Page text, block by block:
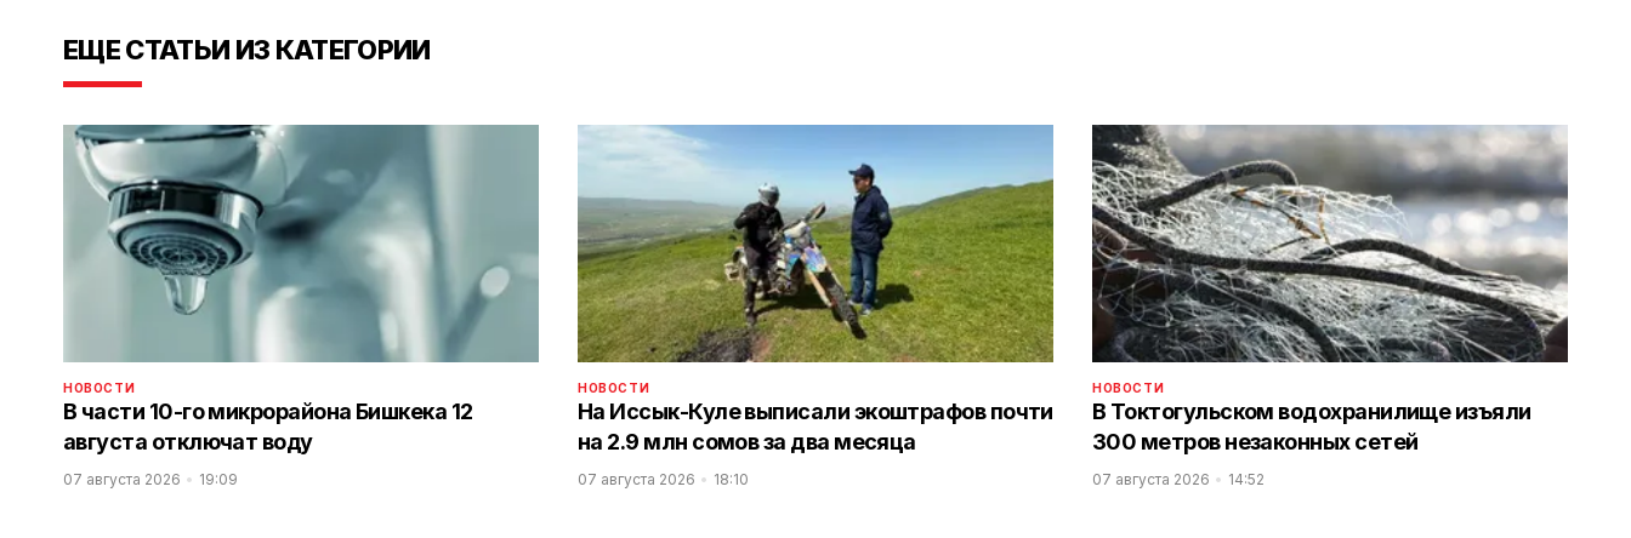
ЕЩЕ СТАТЬИ ИЗ КАТЕГОРИИ
НОВОСТИ
В части 10-го микрорайона Бишкека 12
августа отключат воду
07 августа 2026 19:09
НОВОСТИ
На Иссык-Куле выписали экоштрафов почти
на 2.9 млн сомов за два месяца
07 августа 2026 18:10
НОВОСТИ
В Токтогульском водохранилище изъяли
300 метров незаконных сетей
07 августа 2026 14:52